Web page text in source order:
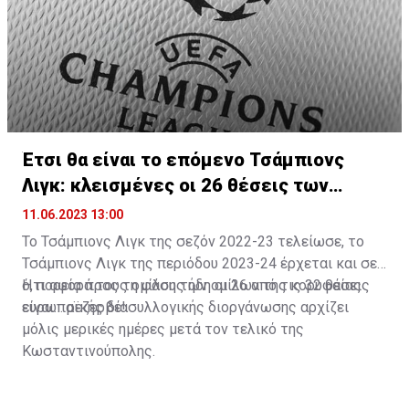
Έτσι θα είναι το επόμενο Τσάμπιονς
Λιγκ: κλεισμένες οι 26 θέσεις των
ομίλων
11.06.2023 13:00
Το Τσάμπιονς Λιγκ της σεζόν 2022-23 τελείωσε, το
Τσάμπιονς Λιγκ της περιόδου 2023-24 έρχεται και σε
ό,τι αφορά τους ομίλους ήδη οι 26 από τις 32 θέσεις
είναι… ρεζερβέ!
Η πορεία προς τη φάση των ομίλων της κορυφαίας
ευρωπαϊκής διασυλλογικής διοργάνωσης αρχίζει
μόλις μερικές ημέρες μετά τον τελικό της
Κωσταντινούπολης.